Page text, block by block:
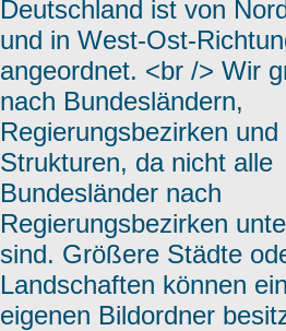
Deutschland ist von
und in West-Ost-
angeordnet. <br /> Wir
nach Bundesländern,
Regierungsbezirken
Strukturen, da nicht alle
Bundesländer nach
Regierungsbezirken
sind. Größere Städte
Landschaften können
eigenen Bildordner